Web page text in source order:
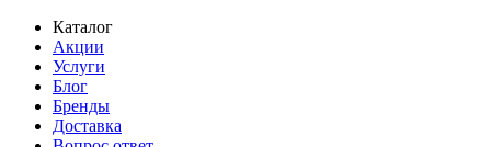
Каталог
Акции
Услуги
Блог
Бренды
Доставка